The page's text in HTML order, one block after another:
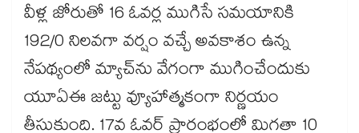
వీళ్ల జోరుతో 16 ఓవర్ల ముగిసే సమయానికి
192/0 నిలవగా వర్షం వచ్చే అవకాశం ఉన్న
నేపథ్యంలో మ్యాచ్‌‌‌‌ను వేగంగా ముగించేందుకు
యూఏఈ జట్టు వ్యూహాత్మకంగా నిర్ణయం